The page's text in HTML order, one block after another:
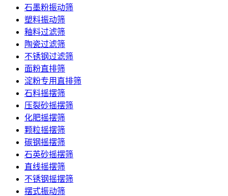
石墨粉振动筛
塑料振动筛
釉料过滤筛
陶瓷过滤筛
不锈钢过滤筛
面粉直排筛
淀粉专用直排筛
石料摇摆筛
压裂砂摇摆筛
化肥摇摆筛
颗粒摇摆筛
碳钢摇摆筛
石英砂摇摆筛
直线摇摆筛
不锈钢摇摆筛
摆式振动筛